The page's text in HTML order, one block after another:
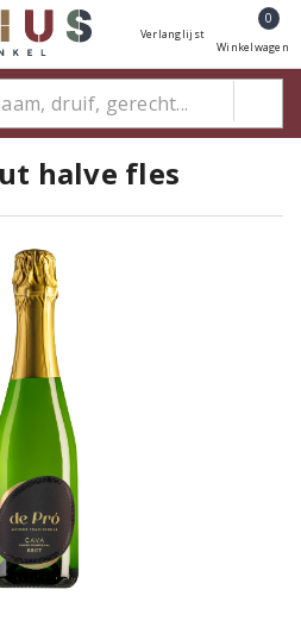
Verlanglijst
0
Winkelwagen
halve fles